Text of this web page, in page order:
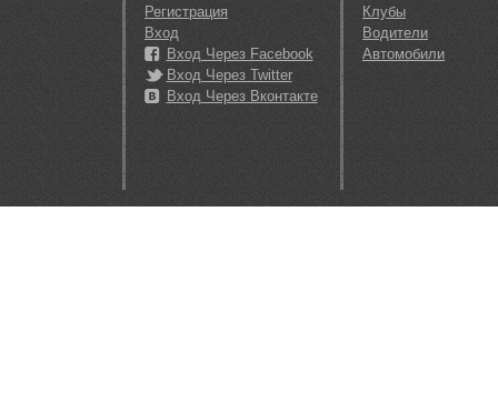
Регистрация
Вход
Вход Через Facebook
Вход Через Twitter
Вход Через Вконтакте
Клубы
Водители
Автомобили